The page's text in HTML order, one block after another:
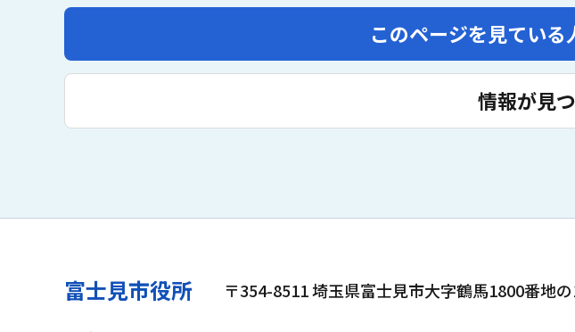
このページを見ている
情報が見
富士見市役所 〒354-8511 埼玉県富士見市大字鶴馬1800番地